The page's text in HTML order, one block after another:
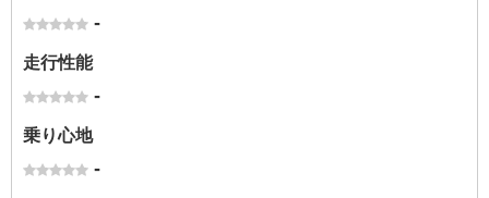
-
走行性能
-
乗り心地
-